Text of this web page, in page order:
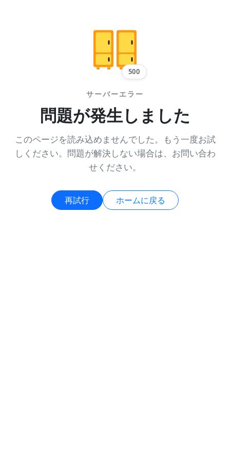
500
サーバーエラー
問題が発生しました
このページを読み込めませんでした。もう一度お試
しください。問題が解決しない場合は、お問い合わ
せください。
再試行 ホームに戻る